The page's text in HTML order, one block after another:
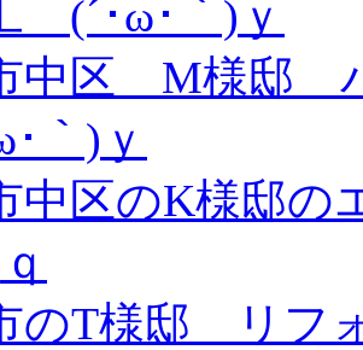
(´･ω･｀)ｙ
中区 M様邸
･｀)ｙ
中区のK様邸の
のT様邸 リフ